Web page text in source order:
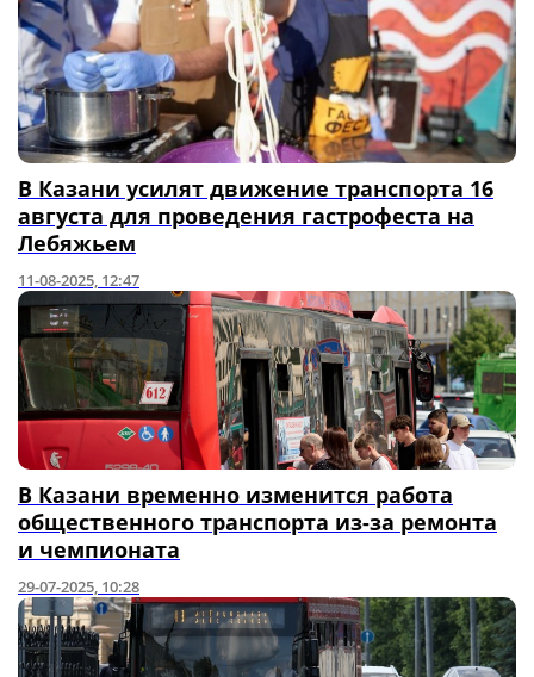
В Казани усилят движение транспорта 16
августа для проведения гастрофеста на
Лебяжьем
11-08-2025, 12:47
В Казани временно изменится работа
общественного транспорта из-за ремонта
и чемпионата
29-07-2025, 10:28